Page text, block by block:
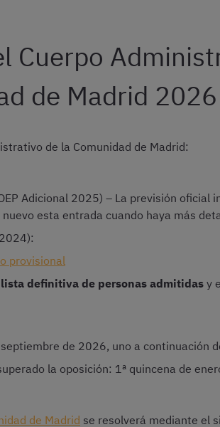
Cuerpo
de Madrid 2026
de la Comunidad de Madrid:
Adicional 2025) – La previsión oficial
esta entrada cuando haya más
provisional
definitiva de personas admitidas y
de 2026, uno a continuación
la oposición: 1ª quincena de
de Madrid se resolverá mediante el